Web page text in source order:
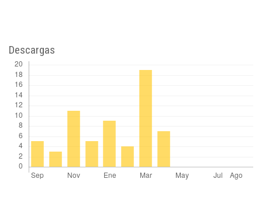
Descargas